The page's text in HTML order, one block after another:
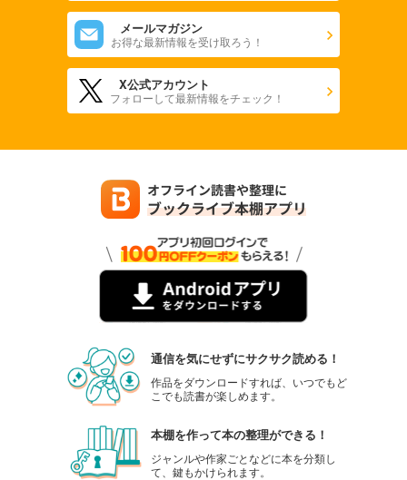
メールマガジン
お得な最新情報を受け取ろう！
X公式アカウント
フォローして最新情報をチェック！
通信を気にせずにサクサク読める！
作品をダウンロードすれば、いつでもど
こでも読書が楽しめます。
本棚を作って本の整理ができる！
ジャンルや作家ごとなどに本を分類し
て、鍵もかけられます。